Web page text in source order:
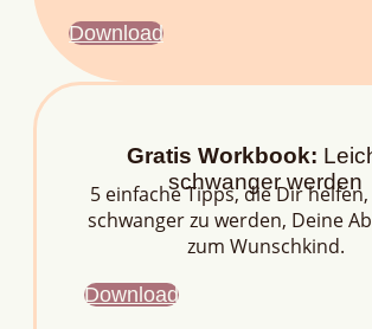
Download
Gratis Workbook:
schwanger werden
5 einfache Tipps, die Dir
schwanger zu werden, Deine
zum Wunschkind.
Download